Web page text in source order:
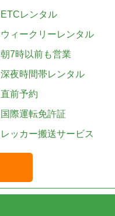
ETCレンタル
ウィークリーレンタル
朝7時以前も営業
深夜時間帯レンタル
直前予約
国際運転免許証
レッカー搬送サービス